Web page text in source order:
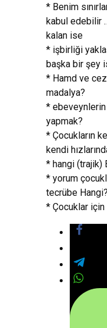
* Benim
kabul edebilir
kalan ise
* işbirliği
başka bir şey
* Hamd ve
madalya?
*
yapmak?
* Çocukların
kendi
* hangi (trajik)
* yorum
tecrübe Hangi?
* Çocuklar